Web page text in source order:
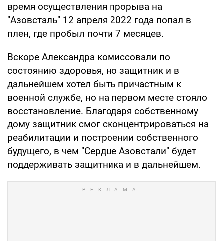
время осуществления прорыва на
"Азовсталь" 12 апреля 2022 года попал в
плен, где пробыл почти 7 месяцев.
Вскоре Александра комиссовали по
состоянию здоровья, но защитник и в
дальнейшем хотел быть причастным к
военной службе, но на первом месте стояло
восстановление. Благодаря собственному
дому защитник смог сконцентрироваться на
реабилитации и построении собственного
будущего, в чем "Сердце Азовстали" будет
поддерживать защитника и в дальнейшем.